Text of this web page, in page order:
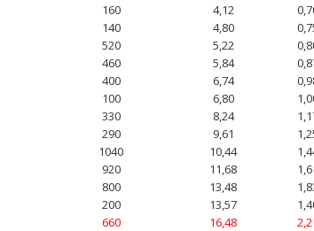
160 4,12
140 4,80
520 5,22
460 5,84
400 6,74
100 6,80
330 8,24
290 9,61
1040 10,44
920 11,68
800 13,48
200 13,57
660 16,48